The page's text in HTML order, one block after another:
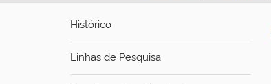
Histórico
Linhas de Pesquisa